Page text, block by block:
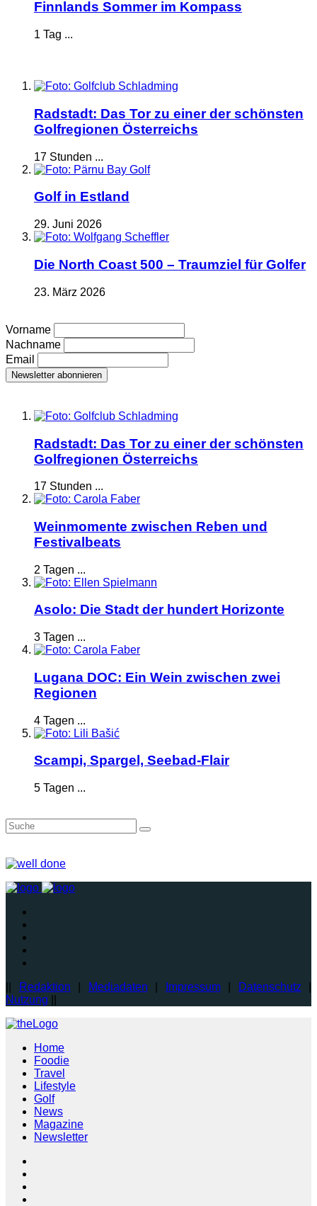
Finnlands Sommer im Kompass
1 Tag ...
Radstadt: Das Tor zu einer der schönsten
Golfregionen Österreichs
17 Stunden ...
Golf in Estland
29. Juni 2026
Die North Coast 500 – Traumziel für Golfer
23. März 2026
Vorname
Nachname
Email
Radstadt: Das Tor zu einer der schönsten
Golfregionen Österreichs
17 Stunden ...
Weinmomente zwischen Reben und
Festivalbeats
2 Tagen ...
Asolo: Die Stadt der hundert Horizonte
3 Tagen ...
Lugana DOC: Ein Wein zwischen zwei
Regionen
4 Tagen ...
Scampi, Spargel, Seebad-Flair
5 Tagen ...
Redaktion Mediadaten Impressum| Datenschutz
Nutzung
Home
Foodie
Travel
Lifestyle
Golf
News
Magazine
Newsletter